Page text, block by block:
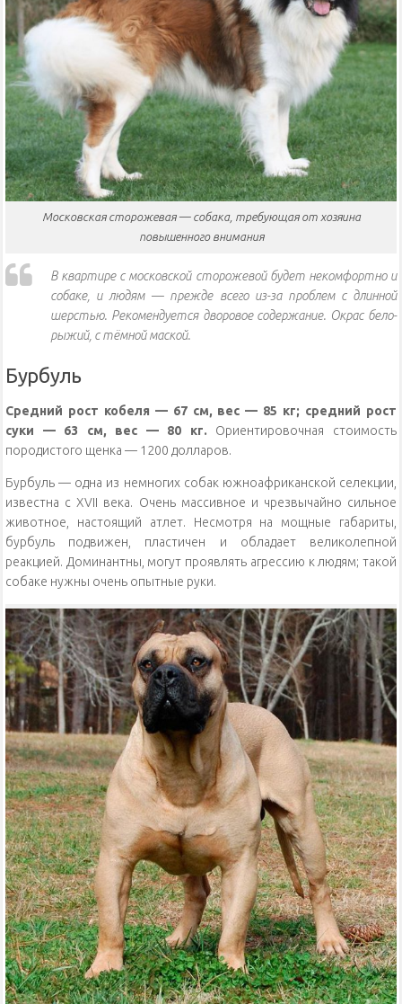
Московская сторожевая — собака, требующая от хозяина
повышенного внимания
В квартире с московской сторожевой будет некомфортно и
собаке, и людям — прежде всего из-за проблем с длинной
шерстью. Рекомендуется дворовое содержание. Окрас бело-
рыжий, с тёмной маской.
Бурбуль
Средний рост кобеля — 67 см, вес — 85 кг; средний рост
суки — 63 см, вес — 80 кг. Ориентировочная стоимость
породистого щенка — 1200 долларов.
Бурбуль — одна из немногих собак южноафриканской селекции,
известна с XVII века. Очень массивное и чрезвычайно сильное
животное, настоящий атлет. Несмотря на мощные габариты,
бурбуль подвижен, пластичен и обладает великолепной
реакцией. Доминантны, могут проявлять агрессию к людям; такой
собаке нужны очень опытные руки.